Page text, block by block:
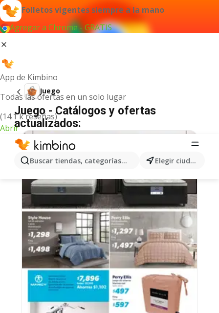
Folletos vigentes siempre a la mano
Agregar a Chrome - GRATIS
App de Kimbino
Todas las ofertas en un solo lugar
(14.1 k reseñas)
Abrir
Buscar tiendas, categorías, productos... Elegir ciudad
Juego
Juego - Catálogos y ofertas
actualizados: